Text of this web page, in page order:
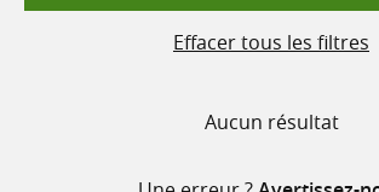
Effacer tous les filtres
Aucun résultat